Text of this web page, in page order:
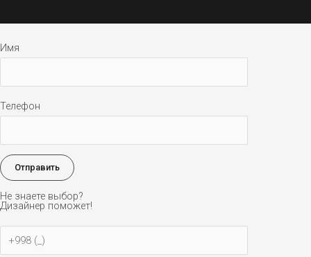
Имя
Телефон
Не знаете выбор?
Дизайнер поможет!